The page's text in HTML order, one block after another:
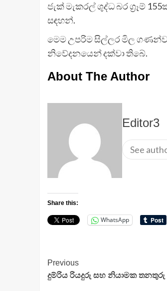
ජැක් මැකරල් ශුද්ධ බර ග්‍රෑම්
සඳහන්.
මෙම උපරිම සිල්ලර මිල
නිවේදනයෙන් දක්වා තිබේ.
About The Author
Editor3
See
Share this:
WhatsApp
Continue
Reading
Previous
දුම්රිය රියදුරු සහ නියාමක තනතුරු